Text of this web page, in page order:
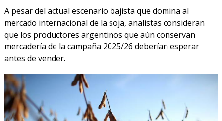
A pesar del actual escenario bajista que domina al
mercado internacional de la soja, analistas consideran
que los productores argentinos que aún conservan
mercadería de la campaña 2025/26 deberían esperar
antes de vender.